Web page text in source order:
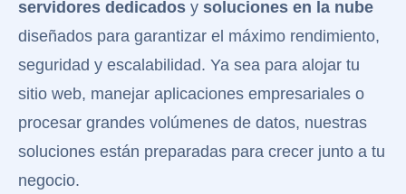
servidores dedicados y soluciones en la nube
diseñados para garantizar el máximo rendimiento,
seguridad y escalabilidad. Ya sea para alojar tu
sitio web, manejar aplicaciones empresariales o
procesar grandes volúmenes de datos, nuestras
soluciones están preparadas para crecer junto a tu
negocio.